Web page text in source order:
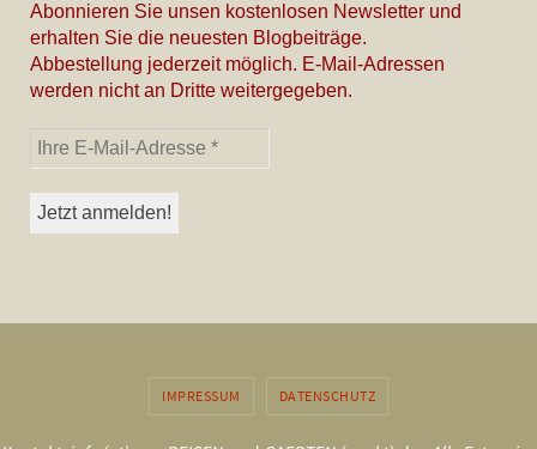
Abonnieren Sie unsen kostenlosen Newsletter und
erhalten Sie die neuesten Blogbeiträge.
Abbestellung jederzeit möglich. E-Mail-Adressen
werden nicht an Dritte weitergegeben.
IMPRESSUM DATENSCHUTZ